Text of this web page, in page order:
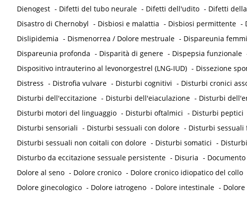
Dienogest - Difetti del tubo neurale - Difetti dell'udito - Difetti
Disastro di Chernobyl - Disbiosi e malattia - Disbiosi permittente -
Dislipidemia - Dismenorrea / Dolore mestruale - Dispareunia
Dispareunia profonda - Disparità di genere - Dispepsia funzionale
Dispositivo intrauterino al levonorgestrel (LNG-IUD) - Dissezione
Distress - Distrofia vulvare - Disturbi cognitivi - Disturbi cronici
Disturbi dell'eccitazione - Disturbi dell'eiaculazione - Disturbi
Disturbi motori del linguaggio - Disturbi oftalmici - Disturbi peptici
Disturbi sensoriali - Disturbi sessuali con dolore - Disturbi
Disturbi sessuali non coitali con dolore - Disturbi somatici -
Disturbo da eccitazione sessuale persistente - Disuria -
Dolore al seno - Dolore cronico - Dolore cronico idiopatico del collo
Dolore ginecologico - Dolore iatrogeno - Dolore intestinale -